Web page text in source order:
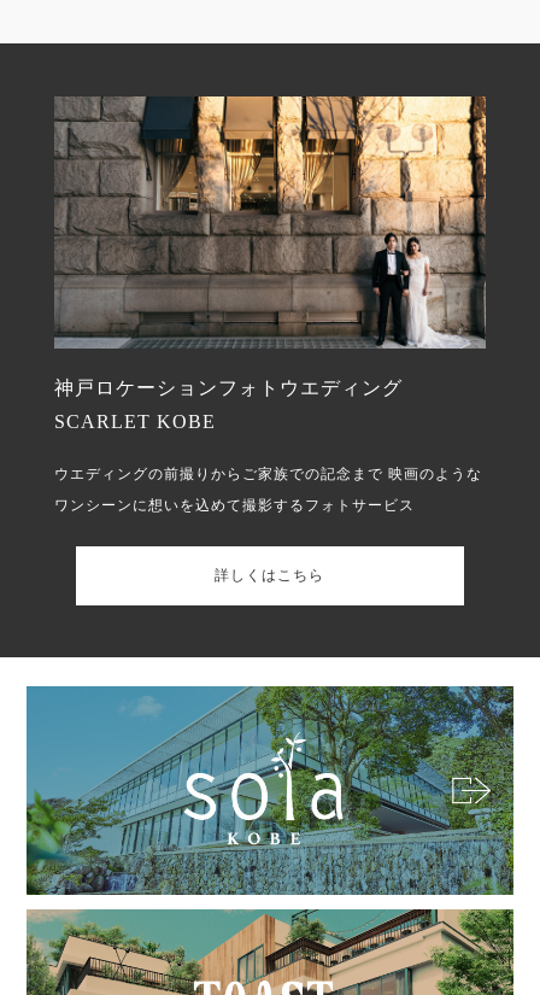
神戸ロケーションフォトウエディング
SCARLET KOBE
ウエディングの前撮りからご家族での記念まで 映画のような
ワンシーンに想いを込めて撮影するフォトサービス
詳しくはこちら